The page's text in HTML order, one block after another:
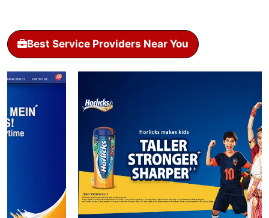
Best Service Providers Near You